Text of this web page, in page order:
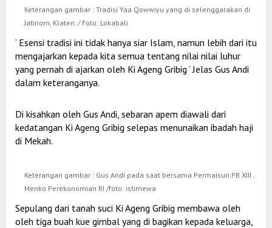
Keterangan gambar : Tradisi Yaa Qowwiyu yang di selenggarakan di
Jatinom, Klaten. / Foto: Lokabali
‘ Esensi tradisi ini tidak hanya siar Islam, namun lebih dari itu
mengajarkan kepada kita semua tentang nilai nilai luhur
yang pernah di ajarkan oleh Ki Ageng Gribig ‘ Jelas Gus Andi
dalam keteranganya.
Di kisahkan oleh Gus Andi, sebaran apem diawali dari
kedatangan Ki Ageng Gribig selepas menunaikan ibadah haji
di Mekah.
Keterangan gambar : Gus Andi pada saat bersama Permaisuri PB XIII ,
Menko Perekonomian RI /foto: istimewa
Sepulang dari tanah suci Ki Ageng Gribig membawa oleh
oleh tiga buah kue gimbal yang di bagikan kepada keluarga,